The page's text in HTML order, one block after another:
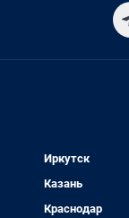
Иркутск
Казань
Краснодар